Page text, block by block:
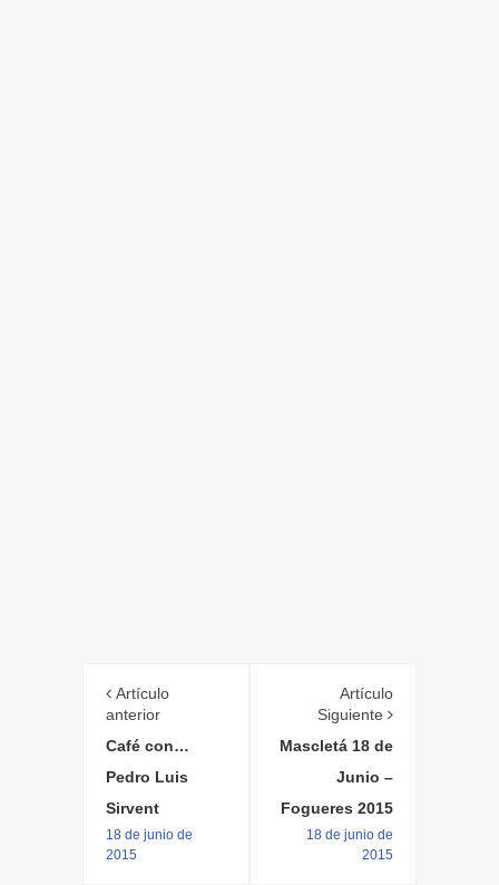
Artículo
anterior
Café con…
Pedro Luis
Sirvent
18 de junio de
2015
Artículo
Siguiente
Mascletá 18 de
Junio –
Fogueres 2015
18 de junio de
2015